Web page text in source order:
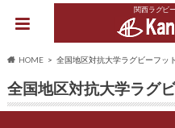
関西ラグビ
HOME 全国地区対抗大学ラグビーフッ
全国地区対抗大学ラグ